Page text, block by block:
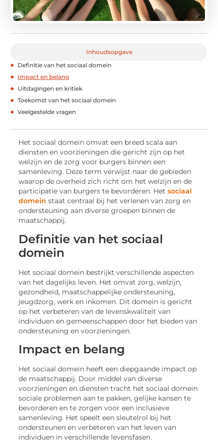
Inhoudsopgave
Definitie van het sociaal domein
Impact en belang
Uitdagingen en kritiek
Toekomst van het sociaal domein
Veelgestelde vragen
Het sociaal domein omvat een breed scala aan
diensten en voorzieningen die gericht zijn op het
welzijn en de zorg voor burgers binnen een
samenleving. Deze term verwijst naar de gebieden
waarop de overheid zich richt om het welzijn en de
participatie van burgers te bevorderen. Hetsociaal
domein staat centraal bij het verlenen van zorg en
ondersteuning aan diverse groepen binnen de
maatschappij.
Definitie van het sociaal
domein
Het sociaal domein bestrijkt verschillende aspecten
van het dagelijks leven. Het omvat zorg, welzijn,
gezondheid, maatschappelijke ondersteuning,
jeugdzorg, werk en inkomen. Dit domein is gericht
op het verbeteren van de levenskwaliteit van
individuen en gemeenschappen door het bieden van
ondersteuning en voorzieningen.
Impact en belang
Het sociaal domein heeft een diepgaande impact op
de maatschappij. Door middel van diverse
voorzieningen en diensten tracht het sociaal domein
sociale problemen aan te pakken, gelijke kansen te
bevorderen en te zorgen voor een inclusieve
samenleving. Het speelt een sleutelrol bij het
ondersteunen en verbeteren van het leven van
individuen in verschillende levensfasen.